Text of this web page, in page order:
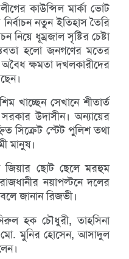
কাউন্সিল মার্কা ভোট
নতুন ইতিহাস তৈরি
ধূম্রজাল সৃষ্টির চেষ্টা
হলো জনগণের মতের
ক্ষমতা দখলকারীদের
খাচ্ছেন সেখানে শীতার্ত
উদাসীন। অন্যায়ের
সিক্রেট স্টেট পুলিশ তথা
মানুষ।
জিয়ার ছোট ছেলে মরহুম
নয়াপল্টনে দলের
জানান রিজভী।
হক চৌধুরী, তাহসিনা
মো. মুনির হোসেন, আসাদুল